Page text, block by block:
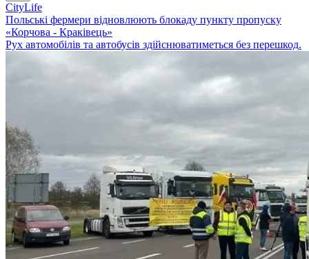
CityLife
Польські фермери відновлюють блокаду пункту пропуску
«Корчова - Краківець»
Рух автомобілів та автобусів здійснюватиметься без перешкод.